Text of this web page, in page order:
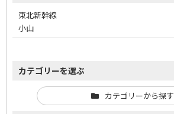
東北新幹線
小山
カテゴリーを選ぶ
カテゴリーから探す